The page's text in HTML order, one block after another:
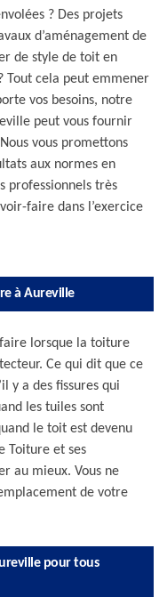
? Des projets
d’aménagement de
de style de toit en
Tout cela peut emmener
vos besoins, notre
peut vous fournir
vous promettons
aux normes en
professionnels très
faire dans l’exercice
à Aureville
lorsque la toiture
Ce qui dit que ce
y a des fissures qui
les tuiles sont
le toit est devenu
Toiture et ses
au mieux. Vous ne
de votre
pour tous